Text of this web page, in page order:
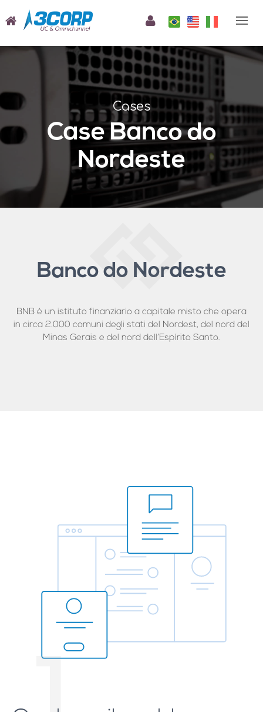
Cases
Case Banco do
Nordeste
Banco do Nordeste
BNB è un istituto finanziario a capitale misto che opera
in circa 2.000 comuni degli stati del Nordest, del nord del
Minas Gerais e del nord dell’Espírito Santo.